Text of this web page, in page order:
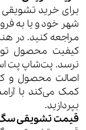
برای خرید
شهر خود و یا به
مراجعه کنید. در
کیفیت محصول
نرسد. پت‌شاپ پت
اصالت محصول و
کمک می‌کند با
بپردازید.
قیمت تشویقی